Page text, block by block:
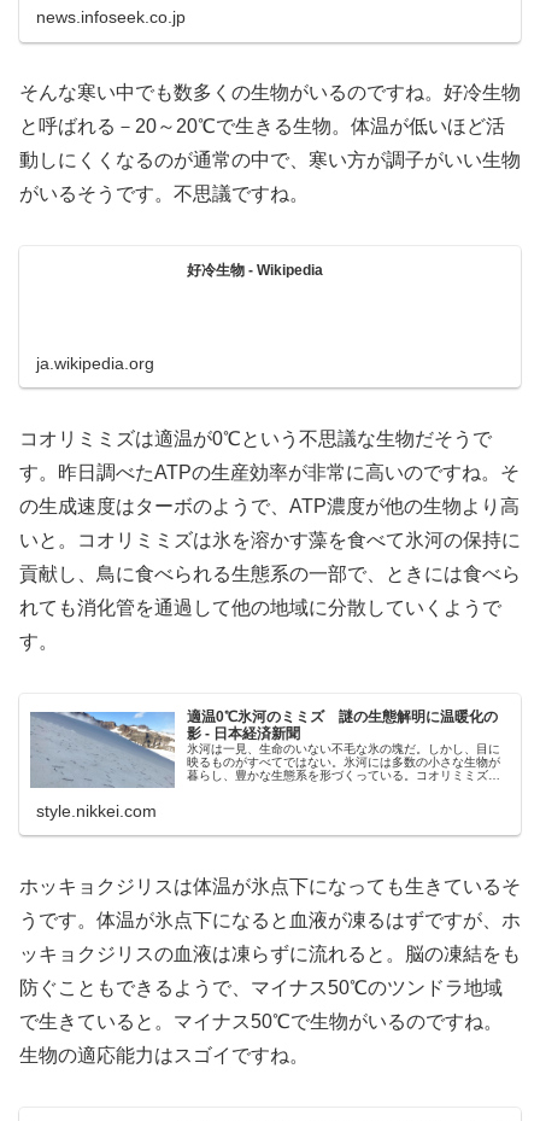
news.infoseek.co.jp
そんな寒い中でも数多くの生物がいるのですね。好冷生物
と呼ばれる－20～20℃で生きる生物。体温が低いほど活
動しにくくなるのが通常の中で、寒い方が調子がいい生物
がいるそうです。不思議ですね。
好冷生物 - Wikipedia
ja.wikipedia.org
コオリミミズは適温が0℃という不思議な生物だそうで
す。昨日調べたATPの生産効率が非常に高いのですね。そ
の生成速度はターボのようで、ATP濃度が他の生物より高
いと。コオリミミズは氷を溶かす藻を食べて氷河の保持に
貢献し、鳥に食べられる生態系の一部で、ときには食べら
れても消化管を通過して他の地域に分散していくようで
す。
適温0℃氷河のミミズ 謎の生態解明に温暖化の
影 - 日本経済新聞
氷河は一見、生命のいない不毛な氷の塊だ。しかし、目に
映るものがすべてではない。氷河には多数の小さな生物が
暮らし、豊かな生態系を形づくっている。コオリミミズ
style.nikkei.com
ホッキョクジリスは体温が氷点下になっても生きているそ
うです。体温が氷点下になると血液が凍るはずですが、ホ
ッキョクジリスの血液は凍らずに流れると。脳の凍結をも
防ぐこともできるようで、マイナス50℃のツンドラ地域
で生きていると。マイナス50℃で生物がいるのですね。
生物の適応能力はスゴイですね。